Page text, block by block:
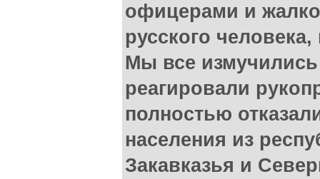
офицерами и
русского
Мы все
реагировали
полностью
населения из
Закавказья и